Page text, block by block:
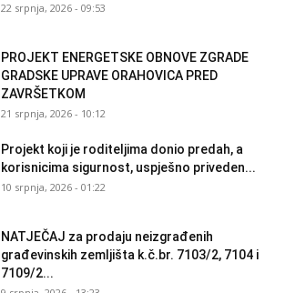
22 srpnja, 2026 - 09:53
PROJEKT ENERGETSKE OBNOVE ZGRADE
GRADSKE UPRAVE ORAHOVICA PRED
ZAVRŠETKOM
21 srpnja, 2026 - 10:12
Projekt koji je roditeljima donio predah, a
korisnicima sigurnost, uspješno priveden...
10 srpnja, 2026 - 01:22
NATJEČAJ za prodaju neizgrađenih
građevinskih zemljišta k.č.br. 7103/2, 7104 i
7109/2...